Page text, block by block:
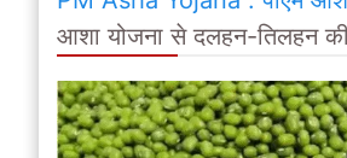
आशा योजना से दलहन-तिलहन की